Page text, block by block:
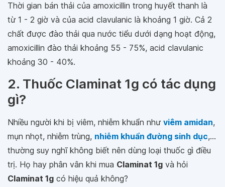
Thời gian bán thải của amoxicillin trong huyết thanh là
từ 1 - 2 giờ và của acid clavulanic là khoảng 1 giờ. Cả 2
chất được đào thải qua nước tiểu dưới dạng hoạt động,
amoxicillin đào thải khoảng 55 - 75%, acid clavulanic
khoảng 30 - 40%.
2. Thuốc Claminat 1g có tác dụng
gì?
Nhiều người khi bị viêm, nhiễm khuẩn như viêm amidan,
mụn nhọt, nhiễm trùng, nhiễm khuẩn đường sinh dục,...
thường suy nghĩ không biết nên dùng loại thuốc gì điều
trị. Họ hay phân vân khi mua Claminat 1g và hỏi
Claminat 1g có hiệu quả không?